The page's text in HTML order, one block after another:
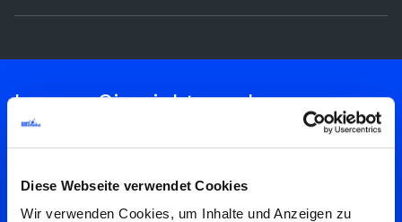
Diese Webseite verwendet Cookies
Wir verwenden Cookies, um Inhalte und Anzeigen zu
Lassen Sie nicht zu, dass
Leistungsprobleme den Erfolg
Planen Sie Leistungstests mit SaM